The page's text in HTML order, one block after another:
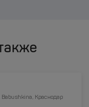
Краснодар